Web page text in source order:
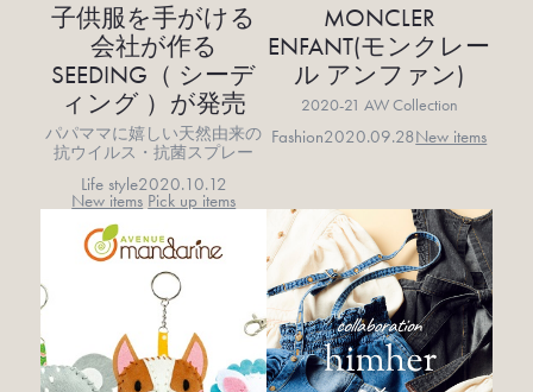
子供服を手がける
会社が作る
SEEDING（ シーデ
ィング ）が発売
パパママに嬉しい天然由来の
抗ウイルス・抗菌スプレー
Life style2020.10.12
New items Pick up items
MONCLER
ENFANT(モンクレー
ル アンファン)
2020-21 AW Collection
Fashion2020.09.28New items